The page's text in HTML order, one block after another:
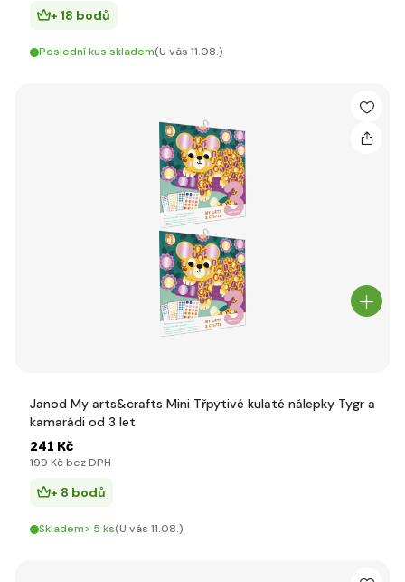
+ 18 bodů
Poslední kus skladem(U vás 11.08.)
Janod My arts&crafts Mini Třpytivé kulaté nálepky Tygr a
kamarádi od 3 let
241 Kč
199 Kč bez DPH
+ 8 bodů
Skladem> 5 ks(U vás 11.08.)